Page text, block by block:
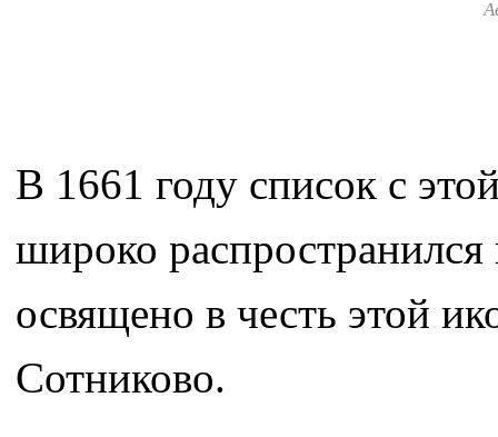
В 1661 году список с
широко
освящено в честь этой
Сотниково.